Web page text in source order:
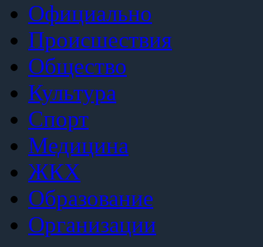
Официально
Происшествия
Общество
Культура
Спорт
Медицина
ЖКХ
Образование
Организации